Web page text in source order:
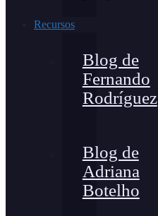
Recursos
Blog de
Fernando
Rodríguez
Blog de
Adriana
Botelho